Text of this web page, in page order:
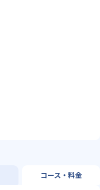
コース・料金